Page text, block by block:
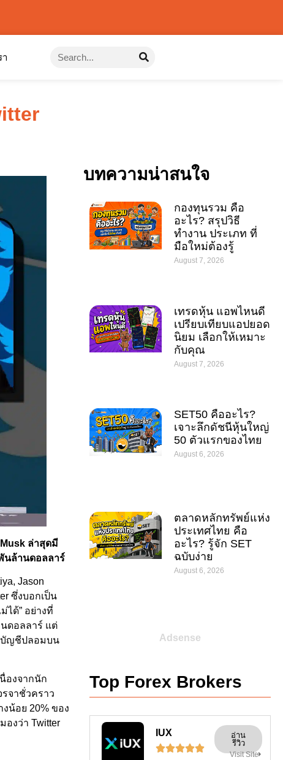
า
Musk ล่าสุดมี
นล้านดอลลาร์
Jason
ซึ่งบอกเป็น
ได้” อย่างที่
ดอลลาร์ แต่
บัญชีปลอมบน
องจากนัก
รจาชั่วคราว
น้อย 20% ของ
องว่า Twitter
บทความน่าสนใจ
กองทุนรวม คือ
อะไร? สรุปวิธี
ทำงาน ประเภท ที่
มือใหม่ต้องรู้
August 7, 2026
เทรดหุ้น แอพไหนดี
เปรียบเทียบแอปยอด
นิยม เลือกให้เหมาะ
กับคุณ
August 7, 2026
SET50 คืออะไร?
เจาะลึกดัชนีหุ้นใหญ่
50 ตัวแรกของไทย
August 6, 2026
ตลาดหลักทรัพย์แห่ง
ประเทศไทย คือ
อะไร? รู้จัก SET
ฉบับง่าย
August 6, 2026
Adsense
Top Forex Brokers
IUX

อ่าน
รีวิว
Visit Site